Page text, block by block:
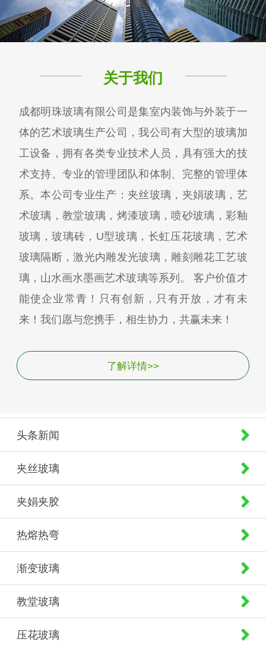
关于我们
成都明珠玻璃有限公司是集室内装饰与外装于一
体的艺术玻璃生产公司，我公司有大型的玻璃加
工设备，拥有各类专业技术人员，具有强大的技
术支持、专业的管理团队和体制、完整的管理体
系。本公司专业生产：夹丝玻璃，夹娟玻璃，艺
术玻璃，教堂玻璃，烤漆玻璃，喷砂玻璃，彩釉
玻璃，玻璃砖，U型玻璃，长虹压花玻璃，艺术
玻璃隔断，激光内雕发光玻璃，雕刻雕花工艺玻
璃，山水画水墨画艺术玻璃等系列。 客户价值才
能使企业常青！只有创新，只有开放，才有未
来！我们愿与您携手，相生协力，共赢未来！
了解详情>>
头条新闻
夹丝玻璃
夹娟夹胶
热熔热弯
渐变玻璃
教堂玻璃
压花玻璃